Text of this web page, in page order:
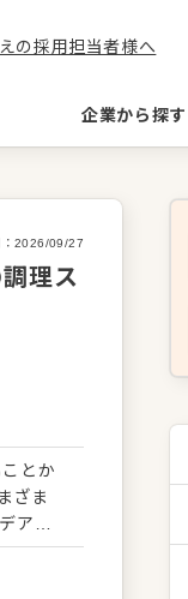
の採用担当者様へ
企業から探す
2026/09/27
理ス
とか
ざま
アを
理業